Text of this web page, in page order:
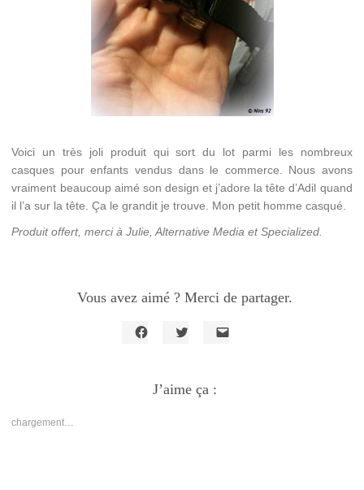
Voici un très joli produit qui sort du lot parmi les nombreux
casques pour enfants vendus dans le commerce. Nous avons
vraiment beaucoup aimé son design et j’adore la tête d’Adil quand
il l’a sur la tête. Ça le grandit je trouve. Mon petit homme casqué.
Produit offert, merci à Julie, Alternative Media et Specialized.
Vous avez aimé ? Merci de partager.
Facebook(ouvre
dans
Twitter(ouvre
dans
J’aime ça :
chargement…